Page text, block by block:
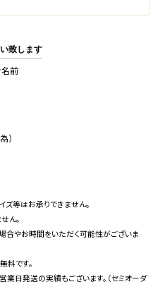
致します
名前
）
ズ等はお承りできません。
ん。
合やお時間をいただく可能性がございま
料です。
業日発送の実績もございます。（セミオーダ